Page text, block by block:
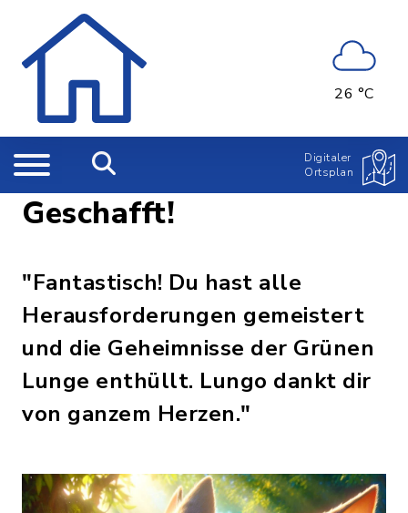
26 °C
Digitaler
Ortsplan
Geschafft!
"Fantastisch! Du hast alle
Herausforderungen gemeistert
und die Geheimnisse der Grünen
Lunge enthüllt. Lungo dankt dir
von ganzem Herzen."